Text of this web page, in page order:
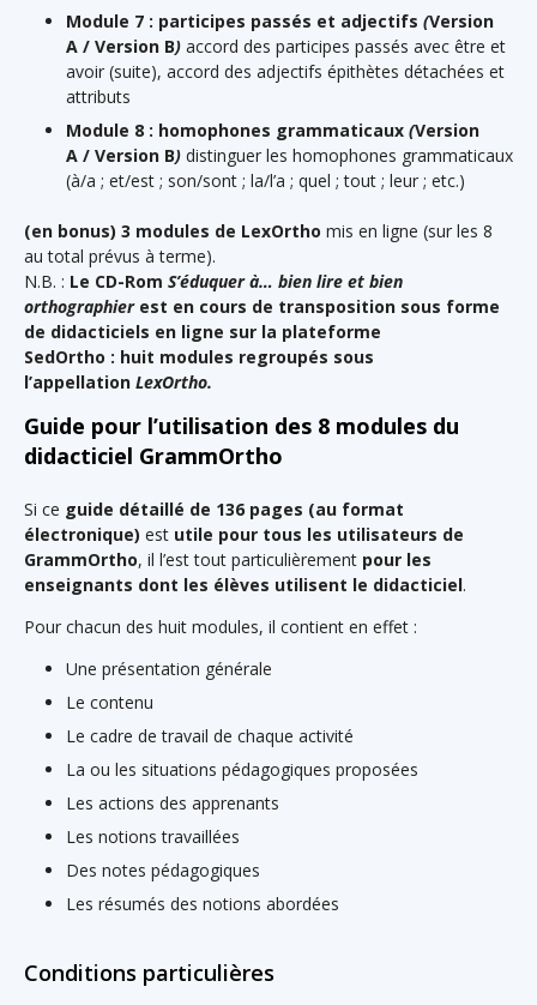
Module 7 : participes passés et adjectifs (Version
A / Version B) accord des participes passés avec être et
avoir (suite), accord des adjectifs épithètes détachées et
attributs
Module 8 : homophones grammaticaux (Version
A / Version B) distinguer les homophones grammaticaux
(à/a ; et/est ; son/sont ; la/l’a ; quel ; tout ; leur ; etc.)
(en bonus) 3 modules de LexOrtho mis en ligne (sur les 8
au total prévus à terme).
N.B. : Le CD-Rom S’éduquer à… bien lire et bien
orthographier est en cours de transposition sous forme
de didacticiels en ligne sur la plateforme
SedOrtho : huit modules regroupés sous
l’appellation LexOrtho.
Guide pour l’utilisation des 8 modules du
didacticiel GrammOrtho
Si ce guide détaillé de 136 pages (au format
électronique) est utile pour tous les utilisateurs de
GrammOrtho, il l’est tout particulièrement pour les
enseignants dont les élèves utilisent le didacticiel.
Pour chacun des huit modules, il contient en effet :
Une présentation générale
Le contenu
Le cadre de travail de chaque activité
La ou les situations pédagogiques proposées
Les actions des apprenants
Les notions travaillées
Des notes pédagogiques
Les résumés des notions abordées
Conditions particulières